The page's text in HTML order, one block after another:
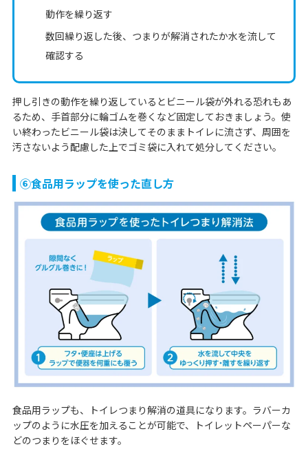
動作を繰り返す
数回繰り返した後、つまりが解消されたか水を流して
確認する
押し引きの動作を繰り返しているとビニール袋が外れる恐れもあ
るため、手首部分に輪ゴムを巻くなど固定しておきましょう。使
い終わったビニール袋は決してそのままトイレに流さず、周囲を
汚さないよう配慮した上でゴミ袋に入れて処分してください。
⑥食品用ラップを使った直し方
食品用ラップも、トイレつまり解消の道具になります。ラバーカ
ップのように水圧を加えることが可能で、トイレットペーパーな
どのつまりをほぐせます。